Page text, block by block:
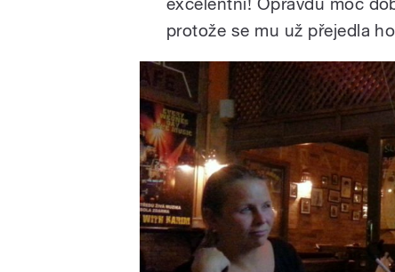
protože se mu už přejedla